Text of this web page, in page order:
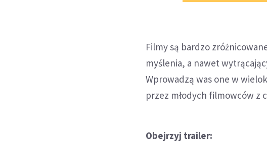
Filmy są bardzo
myślenia, a nawet
Wprowadzą was one w
przez młodych filmowców z
Obejrzyj trailer: